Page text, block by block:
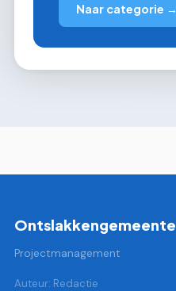
Naar categorie →
Ontslakkengemeente
Projectmanagement
Auteur: Redactie